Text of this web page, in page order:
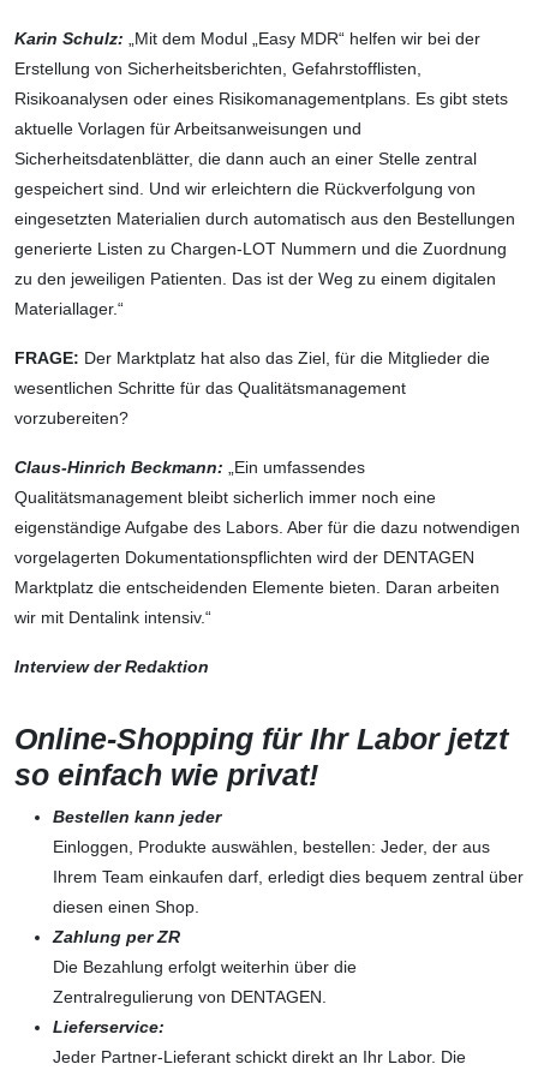
Karin Schulz: „Mit dem Modul „Easy MDR“ helfen wir bei der
Erstellung von Sicherheitsberichten, Gefahrstofflisten,
Risikoanalysen oder eines Risikomanagementplans. Es gibt stets
aktuelle Vorlagen für Arbeitsanweisungen und
Sicherheitsdatenblätter, die dann auch an einer Stelle zentral
gespeichert sind. Und wir erleichtern die Rückverfolgung von
eingesetzten Materialien durch automatisch aus den Bestellungen
generierte Listen zu Chargen-LOT Nummern und die Zuordnung
zu den jeweiligen Patienten. Das ist der Weg zu einem digitalen
Materiallager.“
FRAGE: Der Marktplatz hat also das Ziel, für die Mitglieder die
wesentlichen Schritte für das Qualitätsmanagement
vorzubereiten?
Claus-Hinrich Beckmann: „Ein umfassendes
Qualitätsmanagement bleibt sicherlich immer noch eine
eigenständige Aufgabe des Labors. Aber für die dazu notwendigen
vorgelagerten ­Dokumentationspflichten wird der DENTAGEN
Marktplatz die entscheidenden Elemente bieten. Daran arbeiten
wir mit Dentalink intensiv.“
Interview der Redaktion
Online-Shopping für Ihr Labor jetzt
so einfach wie privat!
Bestellen kann jeder
Einloggen, Produkte auswählen, bestellen: Jeder, der aus
Ihrem Team einkaufen darf, ­erledigt dies bequem zentral über
diesen einen Shop.
Zahlung per ZR
Die Bezahlung erfolgt weiterhin über die
Zentralregulierung von DENTAGEN.
Lieferservice:
Jeder Partner-Lieferant schickt direkt an Ihr ­Labor. Die